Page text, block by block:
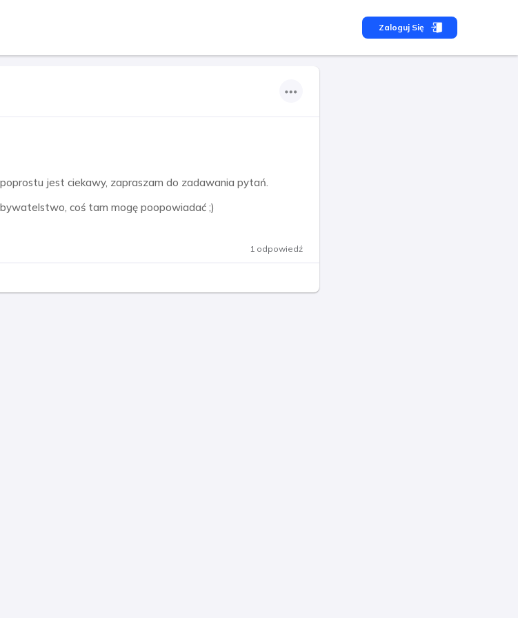
Zaloguj Się
jest ciekawy, zapraszam do zadawania pytań.
coś tam mogę poopowiadać ;)
1 odpowiedź